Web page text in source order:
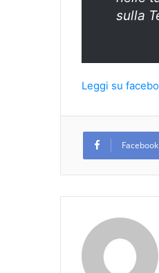
sulla
Leggi su
Facebook